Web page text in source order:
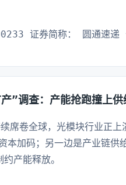
证券简称： 圆通速
”调查：产能抢跑撞上供
席卷全球，光模块行业正上
本加码；另一边是产业链供
产能释放。